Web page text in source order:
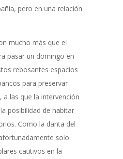
pero en una relación
mucho más que el
pasar un domingo en
rebosantes espacios
para preservar
a las que la intervención
posibilidad de habitar
Como la danta del
solo
cautivos en la